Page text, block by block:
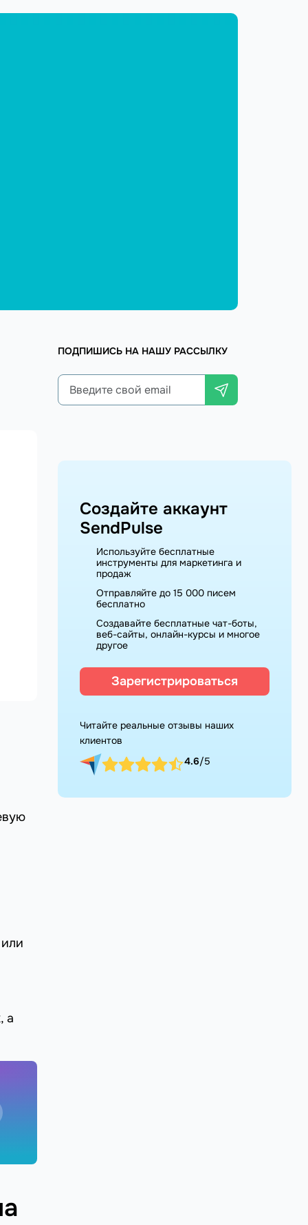
а
ПОДПИШИСЬ НА НАШУ РАССЫЛКУ
Создайте аккаунт
SendPulse
Используйте бесплатные
инструменты для маркетинга и
продаж
Отправляйте до 15 000 писем
бесплатно
Создавайте бесплатные чат-боты,
веб-сайты, онлайн-курсы и многое
другое
Зарегистрироваться
Читайте реальные отзывы наших
клиентов
4.6/5